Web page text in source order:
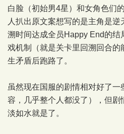
白脸（初始男4星）和女角色们
人扒出原文案想写的是主角是
溯时间达成全员Happy End的结
戏机制（就是关卡里回溯回合
生矛盾后跑路了。
虽然现在国服的剧情相对好了
容，几乎整个人都没了），但
淡如水就是了。